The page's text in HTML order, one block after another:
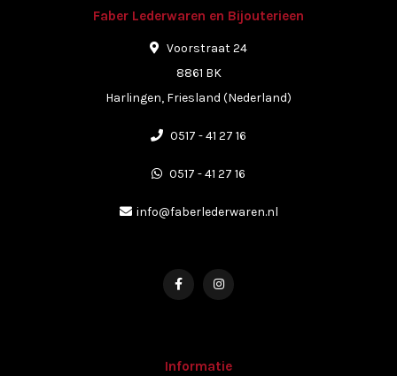
Faber Lederwaren en Bijouterieen
Voorstraat 24
8861 BK
Harlingen, Friesland (Nederland)
0517 - 41 27 16
0517 - 41 27 16
info@faberlederwaren.nl
Informatie